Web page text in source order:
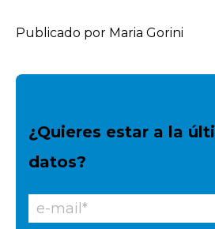
Publicado por Maria Gorini
¿Quieres estar a la
datos?